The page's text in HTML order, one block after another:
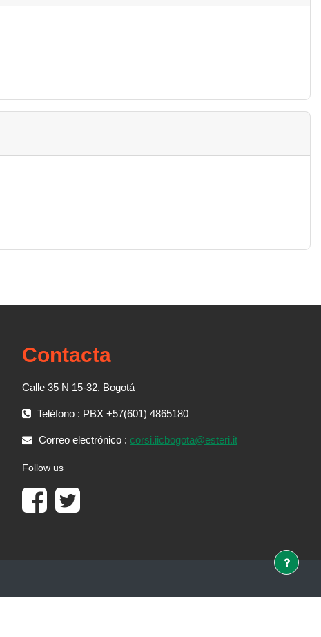
Contacta
Calle 35 N 15-32, Bogotá
Teléfono : PBX +57(601) 4865180
Correo electrónico : corsi.iicbogota@esteri.it
Follow us